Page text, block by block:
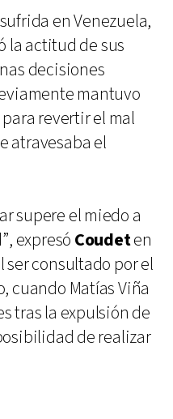
en Venezuela,
la actitud de sus
decisiones
mantuvo
revertir el mal
atravesaba el
supere el miedo a
expresó Coudeten
ser consultado por el
cuando Matías Viña
tras la expulsión de
de realizar